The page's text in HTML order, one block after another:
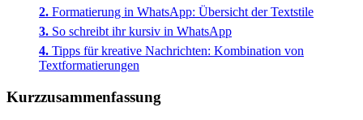
Formatierung in WhatsApp: Übersicht der Textstile
So schreibt ihr kursiv in WhatsApp
Tipps für kreative Nachrichten: Kombination von
Textformatierungen
Kurzzusammenfassung